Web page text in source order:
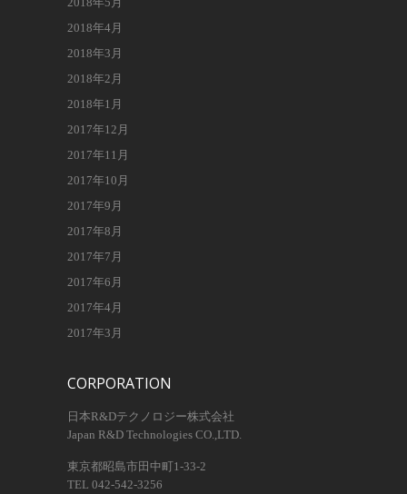
2018年4月
2018年3月
2018年2月
2018年1月
2017年12月
2017年11月
2017年10月
2017年9月
2017年8月
2017年7月
2017年6月
2017年4月
2017年3月
CORPORATION
日本R&Dテクノロジー株式会社
Japan R&D Technologies CO.,LTD.
東京都昭島市田中町1-33-2
TEL 042-542-3256